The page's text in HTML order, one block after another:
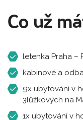
Co už
letenka Praha –
kabinové a
9x ubytování v
3lůžkových na
1x ubytování v